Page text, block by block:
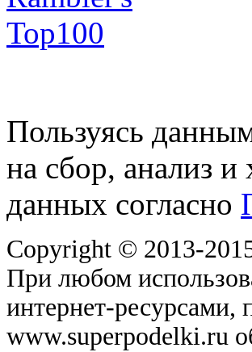
Пользуясь
на сбор, анализ
данных согласно
Copyright © 2013-
При любом
интернет-ресурсами,
www.superpodelki.ru